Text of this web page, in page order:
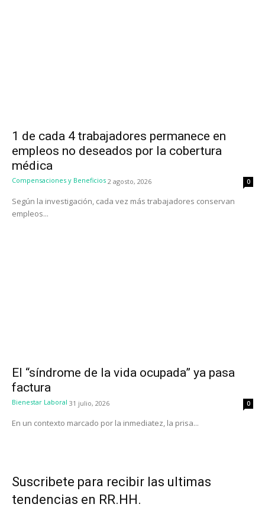
1 de cada 4 trabajadores permanece en
empleos no deseados por la cobertura
médica
Compensaciones y Beneficios 2 agosto, 2026 0
Según la investigación, cada vez más trabajadores conservan
empleos...
El “síndrome de la vida ocupada” ya pasa
factura
Bienestar Laboral 31 julio, 2026 0
En un contexto marcado por la inmediatez, la prisa...
Suscribete para recibir las ultimas
tendencias en RR.HH.